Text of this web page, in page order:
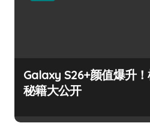
Galaxy S26+颜值爆升
秘籍大公开